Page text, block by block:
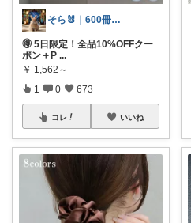
そら🐰｜600冊読んだ絵本好きママ
🉐 5日限定！全品10%OFFクー
ポン＋P ...
￥ 1,562～
1 0 673
コレ いいね